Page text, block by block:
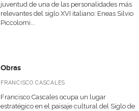
juventud de una de las personalidades más
relevantes del siglo XVI italiano: Eneas Silvio
Piccolomi...
Obras
FRANCISCO CASCALES
Francisco Cascales ocupa un lugar
estratégico en el paisaje cultural del Siglo de